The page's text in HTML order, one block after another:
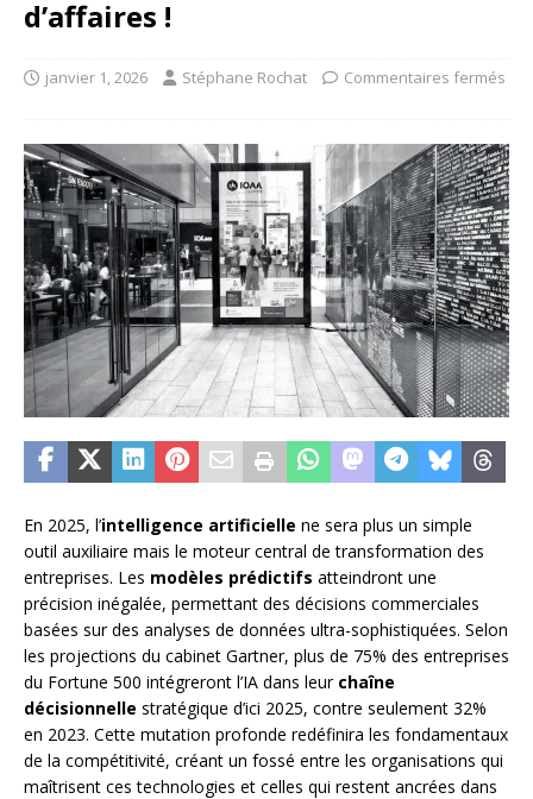
d’affaires !
janvier 1, 2026 Stéphane Rochat Commentaires fermés
En 2025, l’intelligence artificielle ne sera plus un simple
outil auxiliaire mais le moteur central de transformation des
entreprises. Les modèles prédictifs atteindront une
précision inégalée, permettant des décisions commerciales
basées sur des analyses de données ultra-sophistiquées. Selon
les projections du cabinet Gartner, plus de 75% des entreprises
du Fortune 500 intégreront l’IA dans leur chaîne
décisionnelle stratégique d’ici 2025, contre seulement 32%
en 2023. Cette mutation profonde redéfinira les fondamentaux
de la compétitivité, créant un fossé entre les organisations qui
maîtrisent ces technologies et celles qui restent ancrées dans